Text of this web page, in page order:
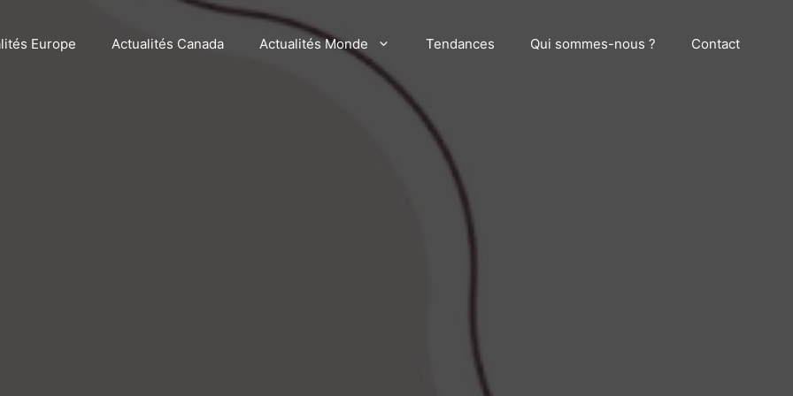
Europe Actualités Canada Actualités Monde Tendances Qui sommes-nous ? Contact